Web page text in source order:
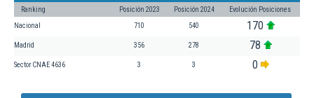
Ranking Posición 2023 Posición 2024 Evolución Posiciones
Nacional 710 540 170
Madrid 356 278 78
Sector CNAE 4636 3 3 0